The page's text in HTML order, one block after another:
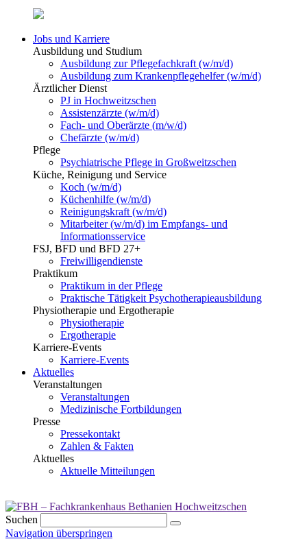
Jobs und Karriere
Ausbildung und Studium
Ausbildung zur Pflegefachkraft (w/m/d)
Ausbildung zum Krankenpflegehelfer (w/m/d)
Ärztlicher Dienst
PJ in Hochweitzschen
Assistenzärzte (w/m/d)
Fach- und Oberärzte (m/w/d)
Chefärzte (w/m/d)
Pflege
Psychiatrische Pflege in Großweitzschen
Küche, Reinigung und Service
Koch (w/m/d)
Küchenhilfe (w/m/d)
Reinigungskraft (w/m/d)
Mitarbeiter (w/m/d) im Empfangs- und
Informationsservice
FSJ, BFD und BFD 27+
Freiwilligendienste
Praktikum
Praktikum in der Pflege
Praktische Tätigkeit Psychotherapieausbildung
Physiotherapie und Ergotherapie
Physiotherapie
Ergotherapie
Karriere-Events
Karriere-Events
Aktuelles
Veranstaltungen
Veranstaltungen
Medizinische Fortbildungen
Presse
Pressekontakt
Zahlen & Fakten
Aktuelles
Aktuelle Mitteilungen
Suchen
Navigation überspringen